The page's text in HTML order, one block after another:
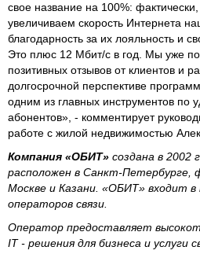
свое название на 100%:
увеличиваем скорость Интернета
благодарность за их лояльность и
Это плюс 12 Мбит/с в год. Мы уже
позитивных отзывов от клиентов и
долгосрочной перспективе
одним из главных инструментов по
абонентов», - комментирует
работе с жилой недвижимостью
Компания «ОБИТ» создана в 2002
расположен в Санкт-
Москве и Казани. «ОБИТ» входит в
операторов связи.
Оператор предоставляет
IT - решения для бизнеса и услуги